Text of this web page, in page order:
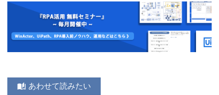
あわせて読みたい